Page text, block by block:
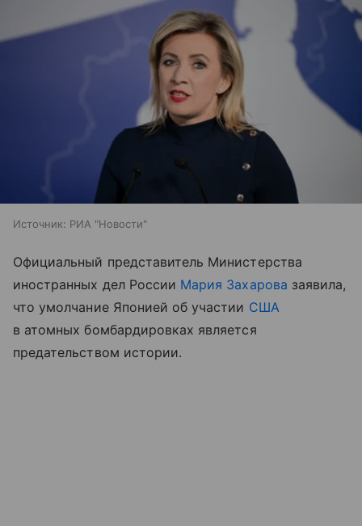
Источник: РИА "Новости"
Официальный представитель Министерства
иностранных дел России Мария Захарова заявила,
что умолчание Японией об участии США
в атомных бомбардировках является
предательством истории.